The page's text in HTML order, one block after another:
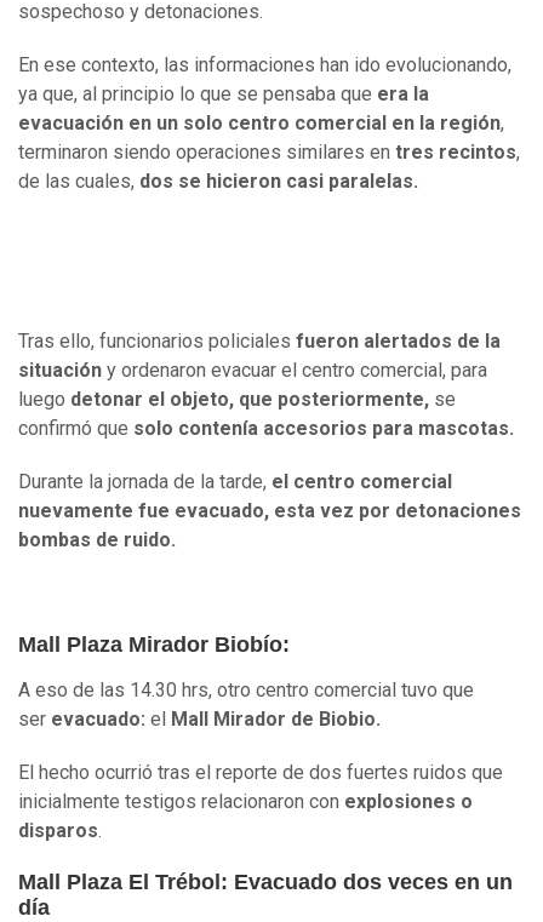
sospechoso y detonaciones.
En ese contexto, las informaciones han ido evolucionando,
ya que, al principio lo que se pensaba que era la
evacuación en un solo centro comercial en la región,
terminaron siendo operaciones similares en tres recintos,
de las cuales, dos se hicieron casi paralelas.
Tras ello, funcionarios policiales fueron alertados de la
situación y ordenaron evacuar el centro comercial, para
luego detonar el objeto, que posteriormente, se
confirmó que solo contenía accesorios para mascotas.
Durante la jornada de la tarde, el centro comercial
nuevamente fue evacuado, esta vez por detonaciones
bombas de ruido.
Mall Plaza Mirador Biobío:
A eso de las 14.30 hrs, otro centro comercial tuvo que
ser evacuado: el Mall Mirador de Biobio.
El hecho ocurrió tras el reporte de dos fuertes ruidos que
inicialmente testigos relacionaron con explosiones o
disparos.
Mall Plaza El Trébol: Evacuado dos veces en un
día